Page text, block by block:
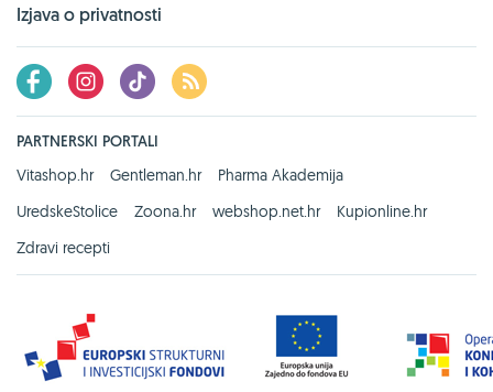
Izjava o privatnosti
PARTNERSKI PORTALI
Vitashop.hr
Gentleman.hr
Pharma Akademija
UredskeStolice
Zoona.hr webshop.net.hr
Kupionline.hr
Zdravi recepti